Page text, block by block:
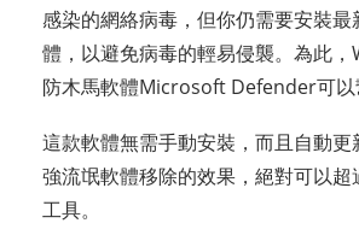
感染的網絡病毒，但你仍需要安裝最
體，以避免病毒的輕易侵襲。為此
防木馬軟體Microsoft Defender可以
這款軟體無需手動安裝，而且自動更
強流氓軟體移除的效果，絕對可以
工具。